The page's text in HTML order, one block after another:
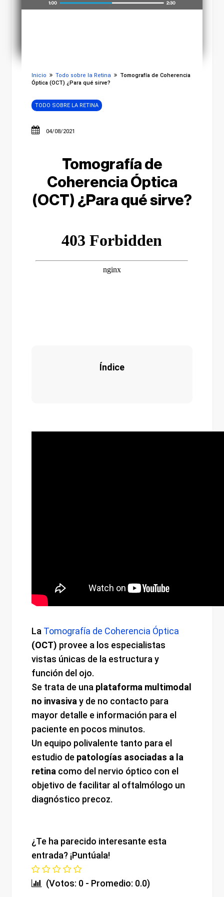
Inicio Todo sobre la Retina
Tomografía de Coherencia
Óptica (OCT) ¿Para qué sirve?
TODO SOBRE LA RETINA
04/08/2021
Tomografía de
Coherencia Óptica
(OCT) ¿Para qué sirve?
Índice
La Tomografía de Coherencia Óptica
(OCT) provee a los especialistas
vistas únicas de la estructura y
función del ojo.
Se trata de una plataforma multimodal
no invasiva y de no contacto para
mayor detalle e información para el
paciente en pocos minutos.
Un equipo polivalente tanto para el
estudio de patologías asociadas a la
retina como del nervio óptico con el
objetivo de facilitar al oftalmólogo un
diagnóstico precoz.
¿Te ha parecido interesante esta
entrada? ¡Puntúala!
(Votos: 0 - Promedio: 0.0)